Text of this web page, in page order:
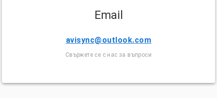
Email
avisync@outlook.com
Свържете се с нас за въпроси